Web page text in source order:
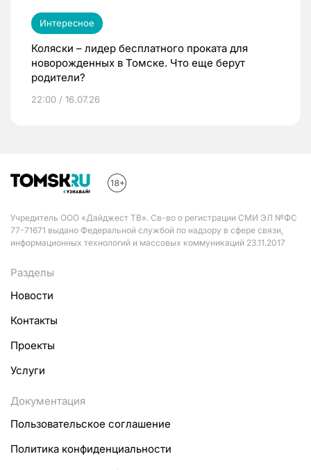
Интересное
Коляски – лидер бесплатного проката для
новорожденных в Томске. Что еще берут
родители?
22:00 / 16.07.26
Учредитель ООО «Дайджест ТВ». Св-во о регистрации СМИ ЭЛ №ФС
77-71671 выдано Федеральной службой по надзору в сфере связи,
информационных технологий и массовых коммуникаций 23.11.2017
Разделы
Новости
Контакты
Проекты
Услуги
Документация
Пользовательское соглашение
Политика конфиденциальности